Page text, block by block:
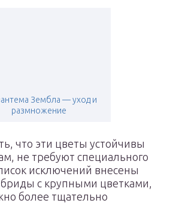
Зембла — уход и
размножение
что эти цветы устойчивы
не требуют специального
исключений внесены
с крупными цветками,
более тщательно